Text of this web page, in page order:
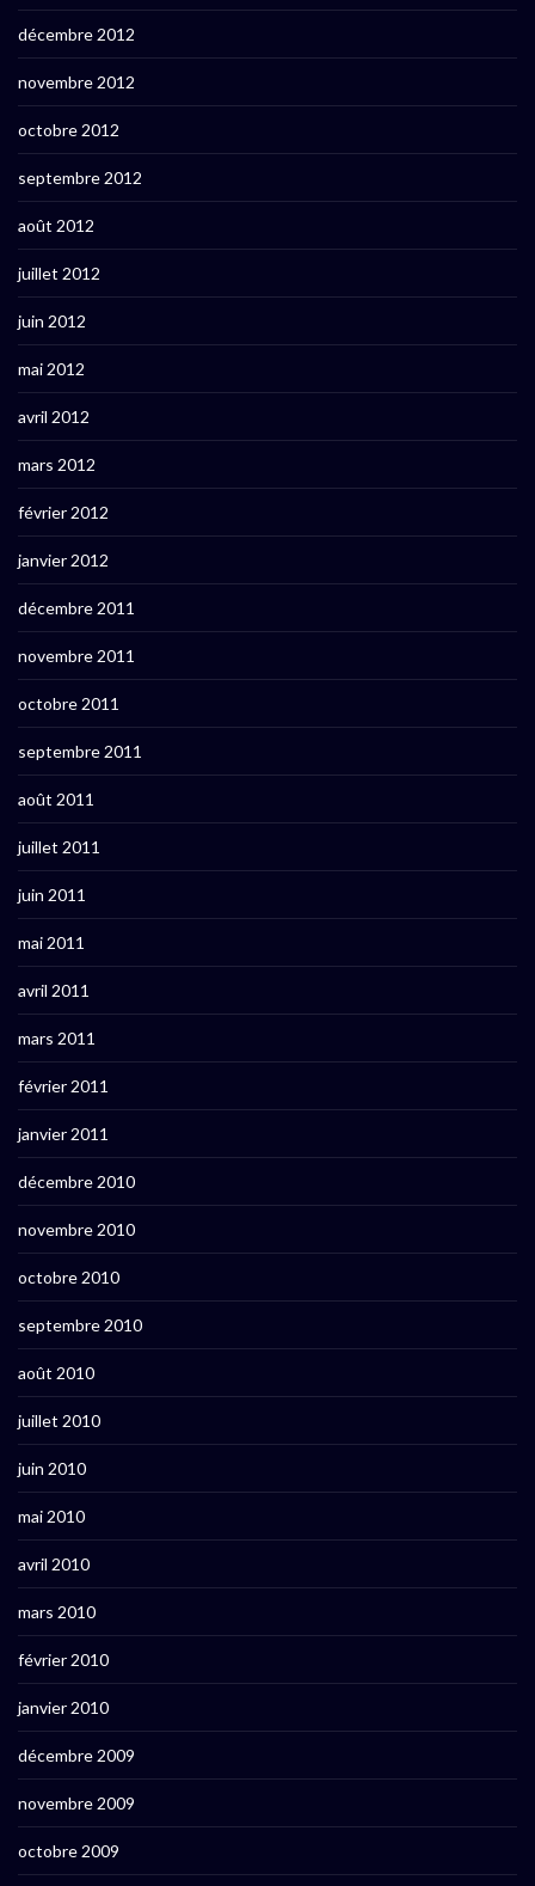
décembre 2012
novembre 2012
octobre 2012
septembre 2012
août 2012
juillet 2012
juin 2012
mai 2012
avril 2012
mars 2012
février 2012
janvier 2012
décembre 2011
novembre 2011
octobre 2011
septembre 2011
août 2011
juillet 2011
juin 2011
mai 2011
avril 2011
mars 2011
février 2011
janvier 2011
décembre 2010
novembre 2010
octobre 2010
septembre 2010
août 2010
juillet 2010
juin 2010
mai 2010
avril 2010
mars 2010
février 2010
janvier 2010
décembre 2009
novembre 2009
octobre 2009